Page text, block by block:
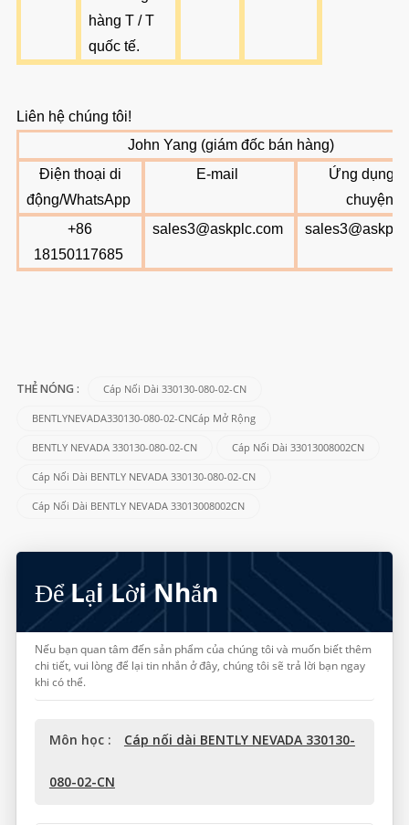
hàng T / T
quốc tế.
Liên hệ chúng tôi!
John Yang (giám đốc bán hàng)
Điện thoại di
động/WhatsApp
E-mail
Ứng dụng
chuyện
+86
18150117685
sales3@askplc.com
THẺ NÓNG : Cáp Nối Dài 330130-080-02-CN
BENTLYNEVADA330130-080-02-CNCáp Mở Rộng
BENTLY NEVADA 330130-080-02-CN Cáp Nối Dài 33013008002CN
Cáp Nối Dài BENTLY NEVADA 330130-080-02-CN
Cáp Nối Dài BENTLY NEVADA 33013008002CN
Để Lại Lời Nhắn
Nếu bạn quan tâm đến sản phẩm của chúng tôi và muốn biết thêm
chi tiết, vui lòng để lại tin nhắn ở đây, chúng tôi sẽ trả lời bạn ngay
khi có thể.
Môn học : Cáp nối dài BENTLY NEVADA 330130-
080-02-CN